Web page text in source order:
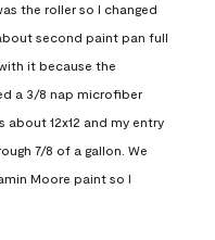
the roller so I changed
second paint pan full
it because the
a 3/8 nap microfiber
about 12x12 and my entry
7/8 of a gallon. We
Moore paint so I